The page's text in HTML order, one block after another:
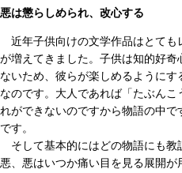
悪は懲らしめられ、改心する
近年子供向けの文学作品はとても
が増えてきました。子供は知的好
ないため、彼らが楽しめるように
なのです。大人であれば「たぶん
れができないのですから物語の中
です。
そして基本的にはどの物語にも教
悪、悪はいつか痛い目を見る展開